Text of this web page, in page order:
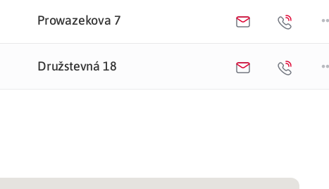
Prowazekova 7
Družstevná 18